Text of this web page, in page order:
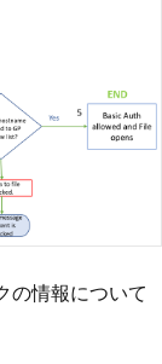
の情報について